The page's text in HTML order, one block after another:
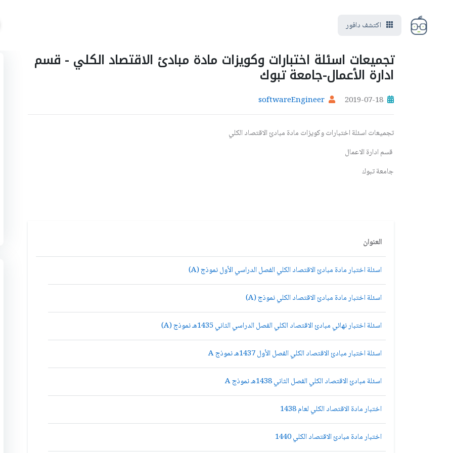
اكتشف دافور
تجميعات اسئلة اختبارات وكويزات مادة مبادئ الاقتصاد الكلي - قسم
ادارة الأعمال-جامعة تبوك
2019-07-18
softwareEngineer
تجميعات اسئلة اختبارات وكويزات مادة مبادئ الاقتصاد الكلي
قسم ادارة الاعمال
جامعة تبوك
العنوان
اسئلة اختبار مادة مبادئ الاقتصاد الكلي الفصل الدراسي الأول نموذج (A)
اسئلة اختبار مادة مبادئ الاقتصاد الكلي نموذج (A)
اسئلة اختبار نهائي مبادئ الاقتصاد الكلي الفصل الدراسي الثاني 1435هـ نموذج (A)
اسئلة اختبار مبادئ الاقتصاد الكلي الفصل الأول 1437هـ نموذج A
اسئلة مبادئ الاقتصاد الكلي الفصل الثاني 1438هـ نموذج A
اختبار مادة الاقتصاد الكلي لعام 1438
اختبار مادة مبادئ الاقتصاد الكلي 1440